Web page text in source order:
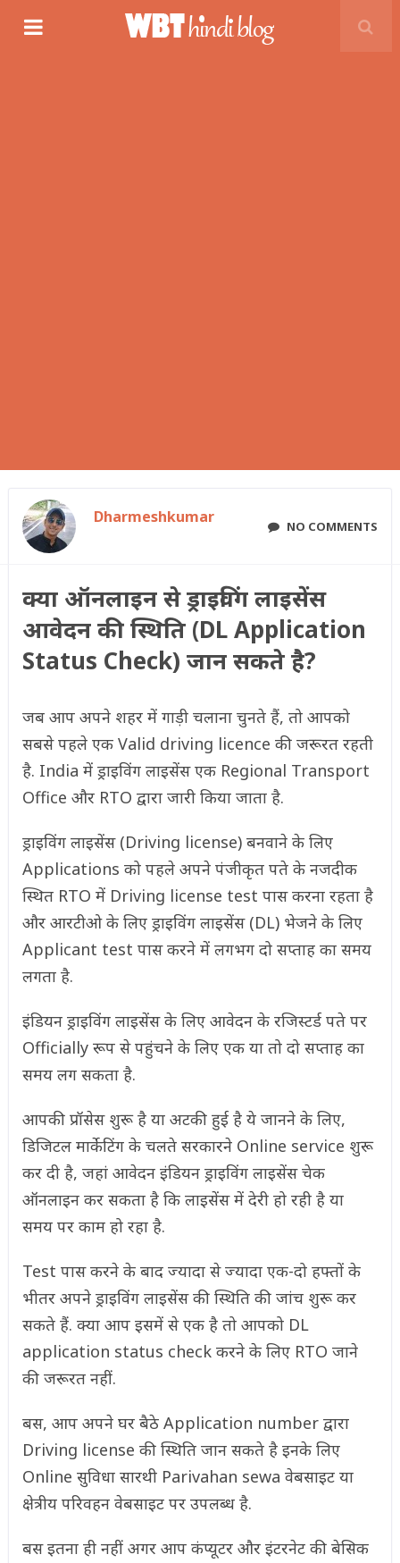
Dharmeshkumar NO COMMENTS
क्या ऑनलाइन से ड्राइविंग लाइसेंस
आवेदन की स्थिति (DL Application
Status Check) जान सकते है?
जब आप अपने शहर में गाड़ी चलाना चुनते हैं, तो आपको
सबसे पहले एक Valid driving licence की जरूरत रहती
है. India में ड्राइविंग लाइसेंस एक Regional Transport
Office और RTO द्वारा जारी किया जाता है.
ड्राइविंग लाइसेंस (Driving license) बनवाने के लिए
Applications को पहले अपने पंजीकृत पते के नजदीक
स्थित RTO में Driving license test पास करना रहता है
और आरटीओ के लिए ड्राइविंग लाइसेंस (DL) भेजने के लिए
Applicant test पास करने में लगभग दो सप्ताह का समय
लगता है.
इंडियन ड्राइविंग लाइसेंस के लिए आवेदन के रजिस्टर्ड पते पर
Officially रूप से पहुंचने के लिए एक या तो दो सप्ताह का
समय लग सकता है.
आपकी प्रॉसेस शुरू है या अटकी हुई है ये जानने के लिए,
डिजिटल मार्केटिंग के चलते सरकारने Online service शुरू
कर दी है, जहां आवेदन इंडियन ड्राइविंग लाइसेंस चेक
ऑनलाइन कर सकता है कि लाइसेंस में देरी हो रही है या
समय पर काम हो रहा है.
Test पास करने के बाद ज्यादा से ज्यादा एक-दो हफ्तों के
भीतर अपने ड्राइविंग लाइसेंस की स्थिति की जांच शुरू कर
सकते हैं. क्या आप इसमें से एक है तो आपको DL
application status check करने के लिए RTO जाने
की जरूरत नहीं.
बस, आप अपने घर बैठे Application number द्वारा
Driving license की स्थिति जान सकते है इनके लिए
Online सुविधा सारथी Parivahan sewa वेबसाइट या
क्षेत्रीय परिवहन वेबसाइट पर उपलब्ध है.
बस इतना ही नहीं अगर आप कंप्यूटर और इंटरनेट की बेसिक